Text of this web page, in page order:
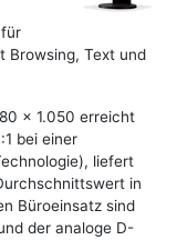
Browsing, Text und
x 1.050 erreicht
bei einer
liefert
in
Büroeinsatz sind
der analoge D-